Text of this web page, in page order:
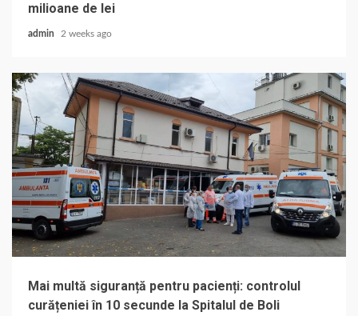
milioane de lei
admin 2 weeks ago
Mai multă siguranță pentru pacienți: controlul
curățeniei în 10 secunde la Spitalul de Boli